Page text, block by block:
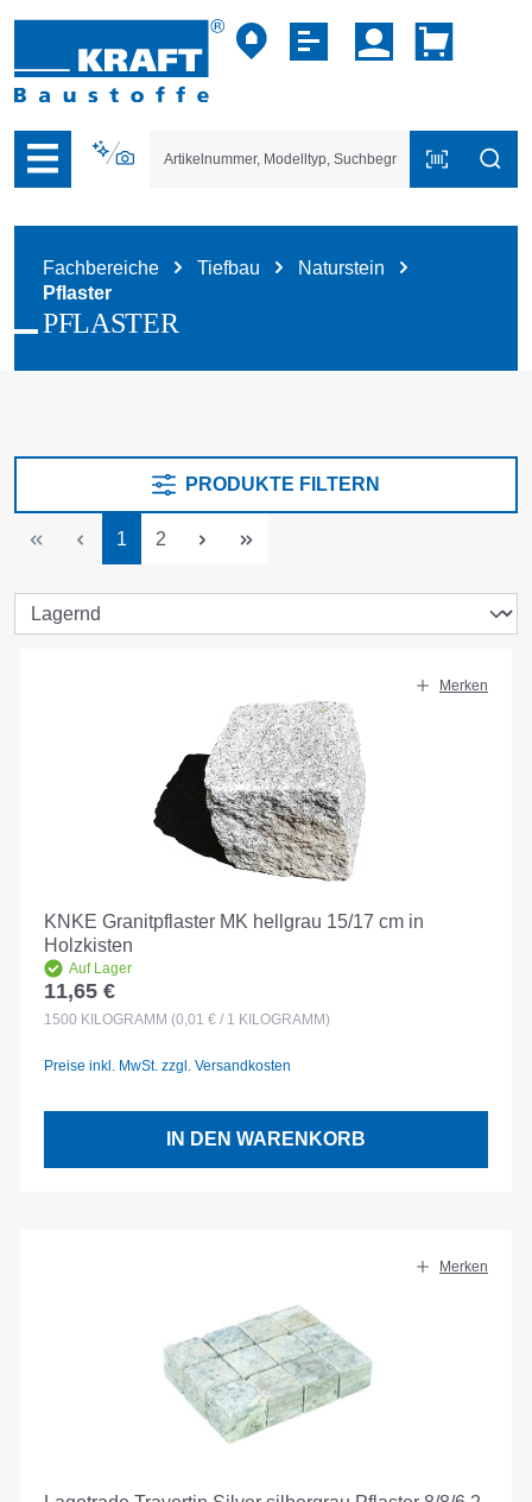
der B2B-Plattform springen
Fachbereiche Tiefbau
Naturstein
Pflaster
PFLASTER
PRODUKTE FILTERN
Seite
1 Seite
2
Merken
KNKE Granitpflaster MK hellgrau 15/17 cm in
Holzkisten
Auf Lager
Regulärer Preis:
11,65 €
1500 KILOGRAMM (0,01 € / 1 KILOGRAMM)
Preise inkl. MwSt. zzgl. Versandkosten
IN DEN WARENKORB
Merken